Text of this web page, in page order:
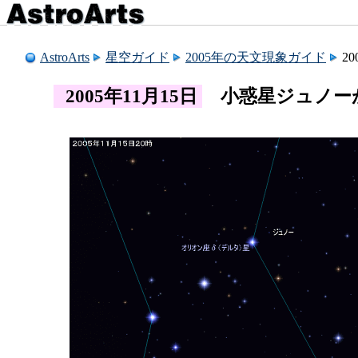
AstroArts 星空ガイド 2005年の天文現象ガイド
2005年11月15日 小惑星ジュノ